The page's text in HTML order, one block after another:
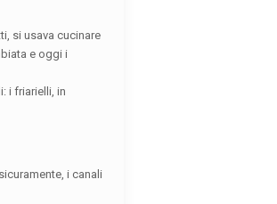
si usava cucinare
e oggi i
i friarielli, in
i canali